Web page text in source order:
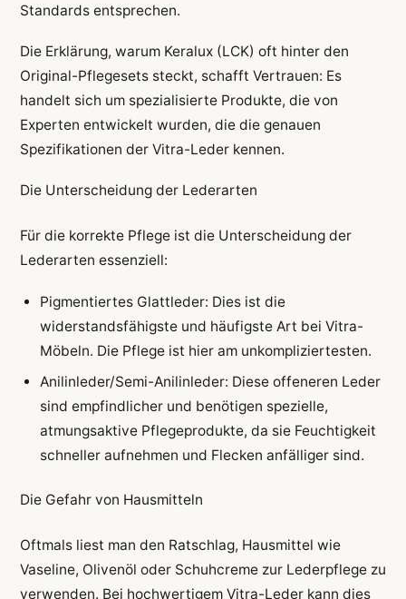
Standards entsprechen.
Die Erklärung, warum Keralux (LCK) oft hinter den
Original-Pflegesets steckt, schafft Vertrauen: Es
handelt sich um spezialisierte Produkte, die von
Experten entwickelt wurden, die die genauen
Spezifikationen der Vitra-Leder kennen.
Die Unterscheidung der Lederarten
Für die korrekte Pflege ist die Unterscheidung der
Lederarten essenziell:
Pigmentiertes Glattleder: Dies ist die
widerstandsfähigste und häufigste Art bei Vitra-
Möbeln. Die Pflege ist hier am unkompliziertesten.
Anilinleder/Semi-Anilinleder: Diese offeneren Leder
sind empfindlicher und benötigen spezielle,
atmungsaktive Pflegeprodukte, da sie Feuchtigkeit
schneller aufnehmen und Flecken anfälliger sind.
Die Gefahr von Hausmitteln
Oftmals liest man den Ratschlag, Hausmittel wie
Vaseline, Olivenöl oder Schuhcreme zur Lederpflege zu
verwenden. Bei hochwertigem Vitra-Leder kann dies